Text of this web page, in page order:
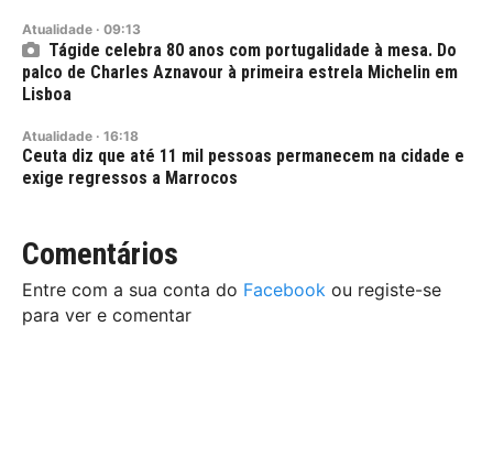
Atualidade · 09:13
Tágide celebra 80 anos com portugalidade à mesa. Do
palco de Charles Aznavour à primeira estrela Michelin em
Lisboa
Atualidade · 16:18
Ceuta diz que até 11 mil pessoas permanecem na cidade e
exige regressos a Marrocos
Comentários
Entre com a sua conta do Facebook ou registe-se
para ver e comentar